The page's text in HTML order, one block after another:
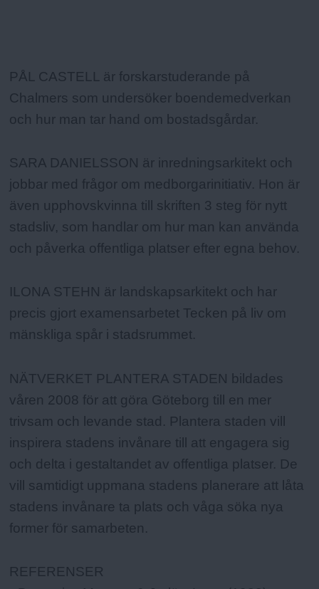
Fakta:
PÅL CASTELL är forskarstuderande på
Chalmers som undersöker boendemedverkan
och hur man tar hand om bostadsgårdar.
SARA DANIELSSON är inredningsarkitekt och
jobbar med frågor om medborgarinitiativ. Hon är
även upphovskvinna till skriften 3 steg för nytt
stadsliv, som handlar om hur man kan använda
och påverka offentliga platser efter egna behov.
ILONA STEHN är landskapsarkitekt och har
precis gjort examensarbetet Tecken på liv om
mänskliga spår i stadsrummet.
NÄTVERKET PLANTERA STADEN bildades
våren 2008 för att göra Göteborg till en mer
trivsam och levande stad. Plantera staden vill
inspirera stadens invånare till att engagera sig
och delta i gestaltandet av offentliga platser. De
vill samtidigt uppmana stadens planerare att låta
stadens invånare ta plats och våga söka nya
former för samarbeten.
REFERENSER